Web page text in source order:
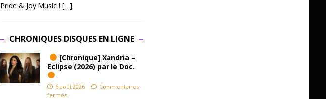
Pride & Joy Music ! […]
CHRONIQUES DISQUES EN LIGNE
[Chronique] Xandria –
Eclipse (2026) par le Doc.
6 août 2026
Commentaires
fermés